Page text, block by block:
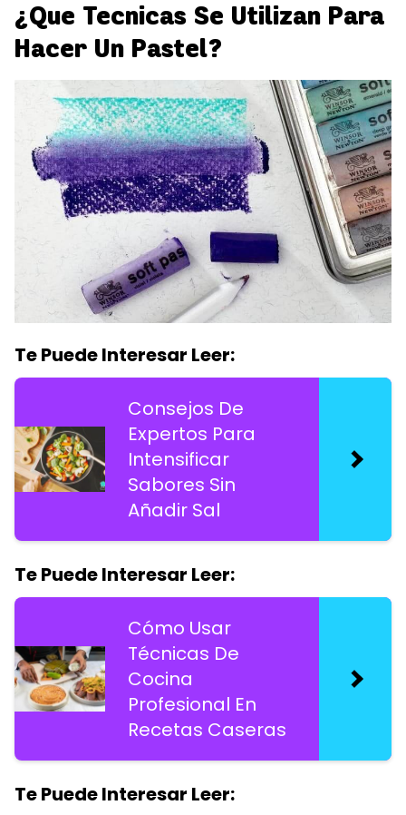
¿Que Tecnicas Se Utilizan Para
Hacer Un Pastel?
Te Puede Interesar Leer:
Consejos De
Expertos Para
Intensificar
Sabores Sin
Añadir Sal
Te Puede Interesar Leer:
Cómo Usar
Técnicas De
Cocina
Profesional En
Recetas Caseras
Te Puede Interesar Leer: